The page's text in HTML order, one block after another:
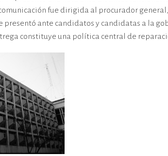
de Detención,
más
Gran Mendoza.
comunicación fue dirigida al procurador
presentó ante candidatos y candidatas a la
constituye una política central de